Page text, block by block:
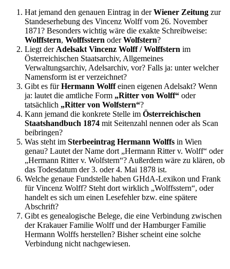
Hat jemand den genauen Eintrag in derWiener Zeitung zur
Standeserhebung des Vincenz Wolff vom 26. November
1871? Besonders wichtig wäre die exakte Schreibweise:
Wolffstern, Wolffsstern oderWolfstern?
Liegt der Adelsakt Vincenz Wolff / Wolffstern im
Österreichischen Staatsarchiv, Allgemeines
Verwaltungsarchiv, Adelsarchiv, vor? Falls ja: unter welcher
Namensform ist er verzeichnet?
Gibt es fürHermann Wolffeinen eigenen Adelsakt? Wenn
ja: lautet die amtliche Form „Ritter von Wolff“ oder
tatsächlich „Ritter von Wolfstern“?
Kann jemand die konkrete Stelle im Österreichischen
Staatshandbuch 1874 mit Seitenzahl nennen oder als Scan
beibringen?
Was steht im Sterbeeintrag Hermann Wolffs in Wien
genau? Lautet der Name dort „Hermann Ritter v. Wolff“ oder
„Hermann Ritter v. Wolfstern“? Außerdem wäre zu klären, ob
das Todesdatum der 3. oder 4. Mai 1878 ist.
Welche genaue Fundstelle haben GHdA-Lexikon und Frank
für Vincenz Wolff? Steht dort wirklich „Wolffsstern“, oder
handelt es sich um einen Lesefehler bzw. eine spätere
Abschrift?
Gibt es genealogische Belege, die eine Verbindung zwischen
der Krakauer Familie Wolff und der Hamburger Familie
Hermann Wolffs herstellen? Bisher scheint eine solche
Verbindung nicht nachgewiesen.